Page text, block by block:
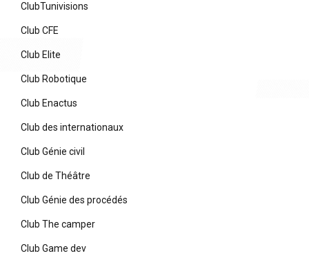
ClubTunivisions
Club CFE
Club Elite
Club Robotique
Club Enactus
Club des internationaux
Club Génie civil
Club de Théâtre
Club Génie des procédés
Club The camper
Club Game dev